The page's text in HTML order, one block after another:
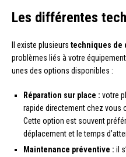
Les différentes
Il existe plusieurs techniques de
problèmes liés à votre
unes des options disponibles :
Réparation sur place : votre
rapide directement chez vous
Cette option est souvent
déplacement et le temps
Maintenance préventive : il